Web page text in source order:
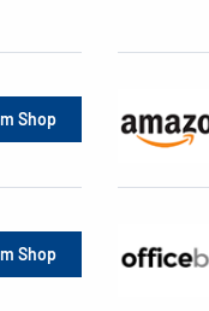
Shop
Shop